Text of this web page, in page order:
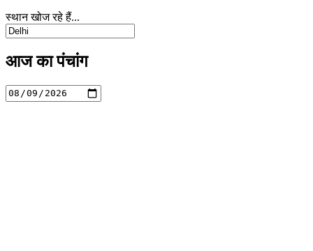
स्थान खोज रहे हैं...
आज का पंचांग